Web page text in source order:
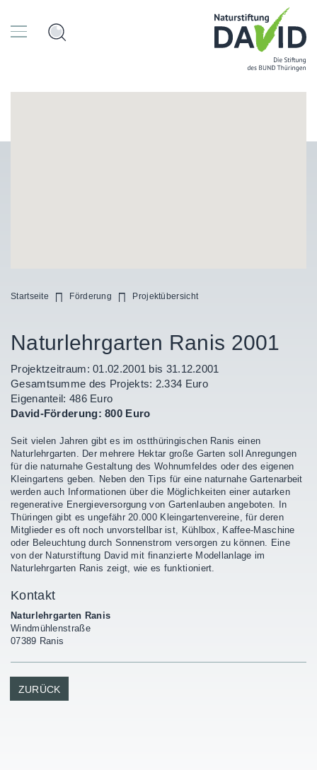
Startseite Förderung Projektübersicht
Naturlehrgarten Ranis 2001
Projektzeitraum: 01.02.2001 bis 31.12.2001
Gesamtsumme des Projekts: 2.334 Euro
Eigenanteil: 486 Euro
David-Förderung: 800 Euro
Seit vielen Jahren gibt es im ostthüringischen Ranis einen
Naturlehrgarten. Der mehrere Hektar große Garten soll Anregungen
für die naturnahe Gestaltung des Wohnumfeldes oder des eigenen
Kleingartens geben. Neben den Tips für eine naturnahe Gartenarbeit
werden auch Informationen über die Möglichkeiten einer autarken
regenerative Energieversorgung von Gartenlauben angeboten. In
Thüringen gibt es ungefähr 20.000 Kleingartenvereine, für deren
Mitglieder es oft noch unvorstellbar ist, Kühlbox, Kaffee-Maschine
oder Beleuchtung durch Sonnenstrom versorgen zu können. Eine
von der Naturstiftung David mit finanzierte Modellanlage im
Naturlehrgarten Ranis zeigt, wie es funktioniert.
Kontakt
Naturlehrgarten Ranis
Windmühlenstraße
07389 Ranis
ZURÜCK